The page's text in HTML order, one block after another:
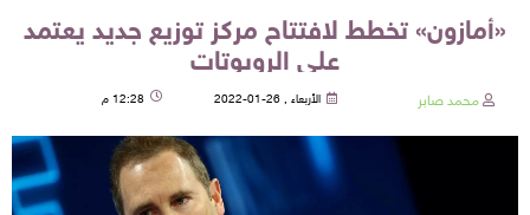
«أمازون» تخطط لافتتاح مركز توزيع جديد يعتمد
علي الروبوتات
محمد صابر الأربعاء , 26-01-2022 12:28 م